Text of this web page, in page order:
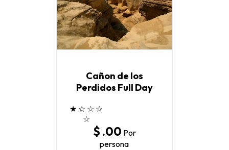
Cañon de los
Perdidos Full Day
★ ☆ ☆ ☆
☆
$ .00 Por
persona